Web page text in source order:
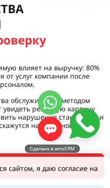
влияет на выручку: 80%
от услуг компании после
обслуживания методом
увидеть реальную картину
нарушения стандартов и
на лояльности и
сайтом, я даю согласие на
Сделано в amoCRM